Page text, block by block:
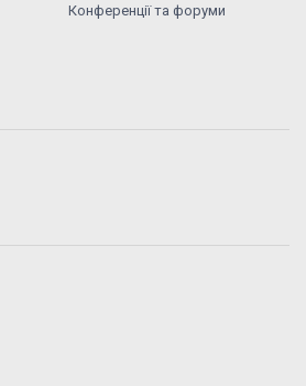
Конференції та форуми